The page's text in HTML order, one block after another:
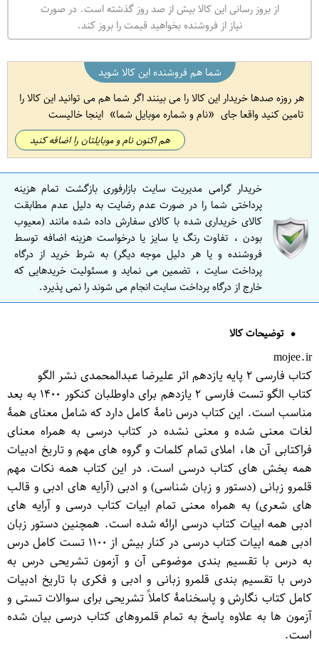
از بروز رسانی این کالا بیش از صد روز گذشته است. در صورت
نیاز از فروشنده بخواهید قیمت را بروز کند.
شما هم فروشنده این کالا شوید
هر روزه صدها خریدار این کالا را می بینند اگر شما هم می توانید این کالا را
تامین کنید واقعا جای
نام و شماره موبایل شما اینجا خالیست
هم اکنون نام و موبایلتان را اضافه کنید
خریدار گرامی مدیریت سایت بازارفوری بازگشت تمام هزینه
پرداختی شما را در صورت عدم رضایت به دلیل عدم مطابقت
کالای خریداری شده با کالای سفارش داده شده مانند (معیوب
بودن ، تفاوت رنگ یا سایز یا درخواست هزینه اضافه توسط
فروشنده و یا هر دلیل موجه دیگر) به شرط خرید از درگاه
پرداخت سایت ، تضمین می نماید و مسئولیت خریدهایی که
خارج از درگاه پرداخت سایت انجام می شوند را نمی پذیرد.
توضیحات کالا
mojee.ir
کتاب فارسی ۲ پایه یازدهم اثر علیرضا عبدالمحمدی نشر الگو
کتاب الگو تست فارسی ۲ یازدهم برای داوطلبان کنکور ۱۴۰۰ به بعد
مناسب است. این کتاب درس نامۀ کامل دارد که شامل معنای همۀ
لغات معنی شده و معنی نشده در کتاب درسی به همراه معنای
فراکتابی آن ها، املای تمام کلمات و گروه های مهم و تاریخ ادبیات
همه بخش های کتاب درسی است. در این کتاب همه نکات مهم
قلمرو زبانی (دستور و زبان شناسی) و ادبی (آرایه های ادبی و قالب
های شعری) به همراه معنی تمام ابیات کتاب درسی و آرایه های
ادبی همه ابیات کتاب درسی ارائه شده است. همچنین دستور زبان
ادبی همه ابیات کتاب درسی در کنار بیش از ۱۱۰۰ تست کامل درس
به درس با تقسیم بندی موضوعی آن و آزمون تشریحی درس به
درس با تقسیم بندی قلمرو زبانی و ادبی و فکری با تاریخ ادبیات
کامل کتاب نگارش و پاسخنامۀ کاملاً تشریحی برای سوالات تستی و
آزمون ها به علاوه پاسخ به تمام قلمروهای کتاب درسی بیان شده
است.